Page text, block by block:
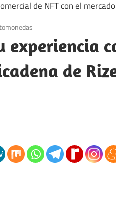
experiencia
de